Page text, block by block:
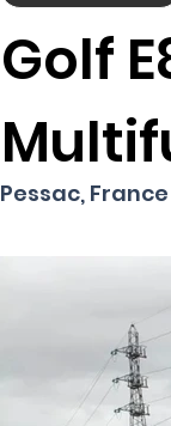
Golf
Pessac, France